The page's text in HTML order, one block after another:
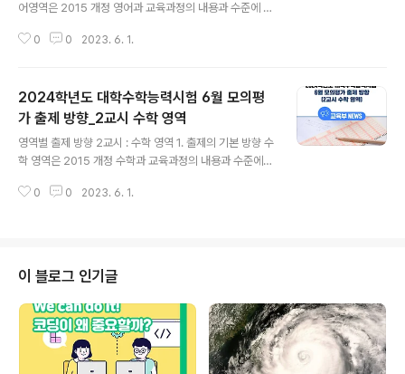
어영역은 2015 개정 영어과 교육과정의 내용과 수준에 맞
‘대학에서 수학하는 데 필요한 영어 사용 능력’을 측정하는
시된 다양한 소재의 지문과 자료를 활용하되 교육과정 기
본 어휘와 시험 과목 수준에서 사용 빈도가 높은 어휘를 사
용하여 출제한다. 동일한 능력을 측정하는 유사한 문항 유
형을 가감하거나 교체할 수 있는 모듈형 원칙에 따라 검사
하여 균형 있는 언어 사용 능력을 측정하기 위해 언어형식
0 0 2023. 6. 1.
2024학년도 대학수학능력시험 6월 모의평
가 출제 방향_2교시 수학 영역
영역별 출제 방향 2교시 : 수학 영역 1. 출제의 기본 방향 수
학 영역은 2015 개정 수학과 교육과정의 내용과 수준에
문항을 출제하고자 하였다. 구체적인 출제 원칙은 다음과
있는 문항을 출제하고자 하였다. 고등학교까지 학습을 통
해 습득한 수학의 개념과 원리를 적용하여 문제를 이해하
고 해결하는 능력을 측정할 수 있는 문항을 출제하는 데 중
점을 두었다. 복잡한 계산을 지양하고, 반복 훈련으로 얻을
수 있는 기술적 요소나 공식을 단순하게 적용하여 해결할
수 있는 문항보다 교육과정에서 다루..
0 0 2023. 6. 1.
이 블로그 인기글